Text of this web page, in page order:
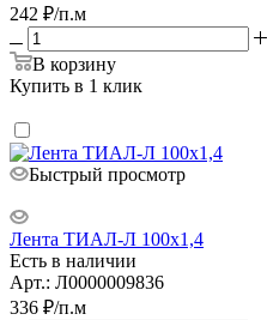
242 ₽/п.м
В корзину
Купить в 1 клик
Быстрый просмотр
Лента ТИАЛ-Л 100х1,4
Есть в наличии
Арт.: Л0000009836
336 ₽/п.м